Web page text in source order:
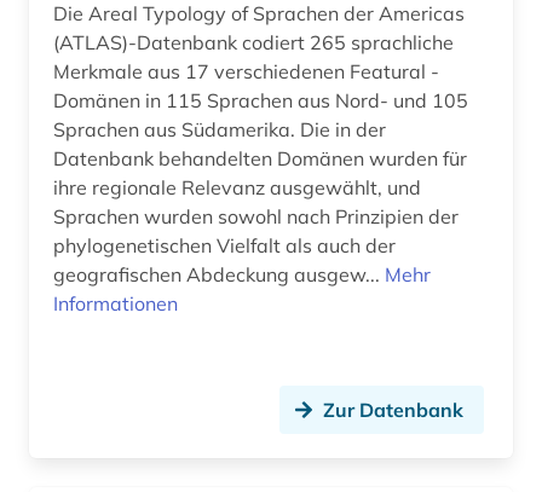
Die Areal Typology of Sprachen der Americas
(ATLAS)-Datenbank codiert 265 sprachliche
Merkmale aus 17 verschiedenen Featural -
Domänen in 115 Sprachen aus Nord- und 105
Sprachen aus Südamerika. Die in der
Datenbank behandelten Domänen wurden für
ihre regionale Relevanz ausgewählt, und
Sprachen wurden sowohl nach Prinzipien der
phylogenetischen Vielfalt als auch der
geografischen Abdeckung ausgew... Mehr
Informationen
Zur Datenbank